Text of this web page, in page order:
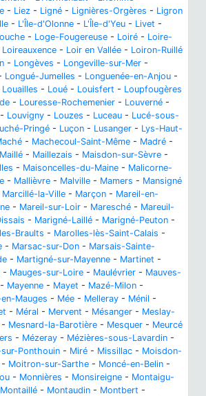
- Liez - Ligné - Lignières-Orgères - Ligron
- L'Île-d'Olonne - L'Île-d'Yeu - Livet -
- Loge-Fougereuse - Loiré - Loire-
Loireauxence - Loir en Vallée - Loiron-Ruillé
- Longèves - Longeville-sur-Mer -
Longué-Jumelles - Longuenée-en-Anjou -
Louailles - Loué - Louisfert - Loupfougères
- Louresse-Rochemenier - Louverné -
- Louvigny - Louzes - Luceau - Lucé-sous-
Pringé - Luçon - Lusanger - Lys-Haut-
- Machecoul-Saint-Même - Madré -
Maillé - Maillezais - Maisdon-sur-Sèvre -
- Maisoncelles-du-Maine - Malicorne-
- Mallièvre - Malville - Mamers - Mansigné
Marcillé-la-Ville - Marçon - Mareil-en-
- Mareil-sur-Loir - Maresché - Mareuil-
- Marigné-Laillé - Marigné-Peuton -
Braults - Marolles-lès-Saint-Calais -
- Marsac-sur-Don - Marsais-Sainte-
- Martigné-sur-Mayenne - Martinet -
- Mauges-sur-Loire - Maulévrier - Mauves-
- Mayenne - Mayet - Mazé-Milon -
Mauges - Mée - Melleray - Ménil -
- Méral - Mervent - Mésanger - Meslay-
- Mesnard-la-Barotière - Mesquer - Meurcé
- Mézeray - Mézières-sous-Lavardin -
Ponthouin - Miré - Missillac - Moisdon-
- Moitron-sur-Sarthe - Moncé-en-Belin -
- Monnières - Monsireigne - Montaigu-
Montaillé - Montaudin - Montbert -